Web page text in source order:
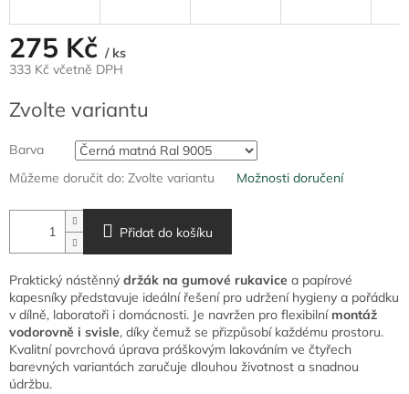
275 Kč / ks
333 Kč včetně DPH
cena:
Zvolte variantu
Barva
Můžeme doručit do: Zvolte variantu Možnosti doručení
Přidat do košíku
Praktický nástěnný držák na gumové rukavice a papírové
kapesníky představuje ideální řešení pro udržení hygieny a pořádku
v dílně, laboratoři i domácnosti. Je navržen pro flexibilní montáž
vodorovně i svisle, díky čemuž se přizpůsobí každému prostoru.
Kvalitní povrchová úprava práškovým lakováním ve čtyřech
barevných variantách zaručuje dlouhou životnost a snadnou
údržbu.